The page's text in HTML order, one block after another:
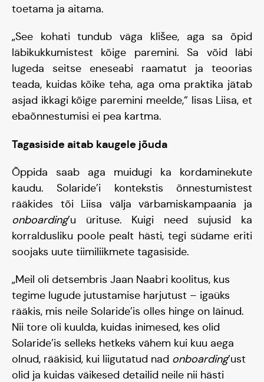
Blogi
toetama ja aitama.
„See kohati tundub väga klišee, aga sa õpid
läbikukkumistest kõige paremini. Sa võid läbi
lugeda seitse eneseabi raamatut ja teoorias
teada, kuidas kõike teha, aga oma praktika jätab
asjad ikkagi kõige paremini meelde,“ lisas Liisa, et
ebaõnnestumisi ei pea kartma.
Tagasiside aitab kaugele jõuda
Õppida saab aga muidugi ka kordaminekute
kaudu. Solaride’i kontekstis õnnestumistest
rääkides tõi Liisa välja värbamiskampaania ja
onboarding’u ürituse. Kuigi need sujusid ka
korraldusliku poole pealt hästi, tegi südame eriti
soojaks uute tiimiliikmete tagasiside.
„Meil oli detsembris Jaan Naabri koolitus, kus
tegime lugude jutustamise harjutust – igaüks
rääkis, mis neile Solaride’is olles hinge on läinud.
Nii tore oli kuulda, kuidas inimesed, kes olid
Solaride’is selleks hetkeks vähem kui kuu aega
olnud, rääkisid, kui liigutatud nad onboarding’ust
olid ja kuidas väikesed detailid neile nii hästi